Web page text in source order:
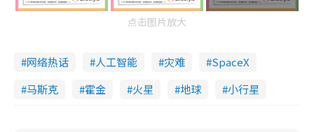
点击图片放大
网络热话 人工智能 灾难
SpaceX
马斯克
霍金 火星 地球 小行星